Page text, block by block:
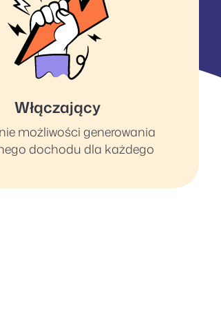
Włączający
możliwości generowania
dochodu dla każdego